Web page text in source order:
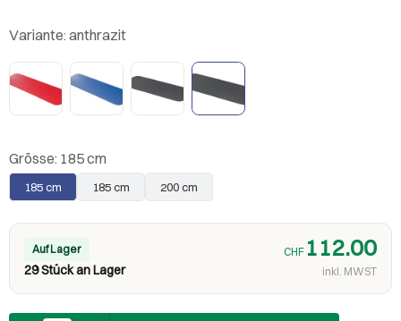
Variante: anthrazit
Grösse: 185 cm
185 cm 185 cm 200 cm
Auf Lager
29 Stück an Lager
CHF 112.00
inkl. MWST